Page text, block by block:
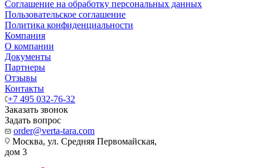
Соглашение на обработку персональных данных
Пользовательское соглашение
Политика конфиденциальности
Компания
О компании
Документы
Партнеры
Отзывы
Контакты
+7 495 032-76-32
Заказать звонок
Задать вопрос
order@verta-tara.com
Москва, ул. Средняя Первомайская,
дом 3